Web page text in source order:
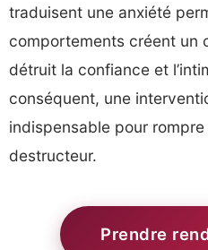
traduisent une anxiété
comportements créent un
détruit la confiance et
conséquent, une
indispensable pour
destructeur.
Prendre